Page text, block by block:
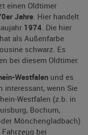
einen Oldtimer
Jahre. Hier handelt
1974. Die hier
hat als Außenfarbe
schwarz. Es
bei diesem Oldtimer.
Westfalen und es
interessant, wenn Sie
Westfalen (z.b. in
Bochum,
Mönchengladbach)
bei